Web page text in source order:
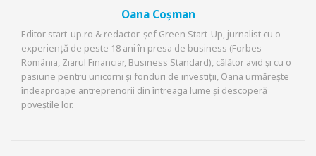
Oana Coșman
Editor start-up.ro & redactor-șef Green Start-Up, jurnalist cu o
experiență de peste 18 ani în presa de business (Forbes
România, Ziarul Financiar, Business Standard), călător avid și cu o
pasiune pentru unicorni și fonduri de investiții, Oana urmărește
îndeaproape antreprenorii din întreaga lume și descoperă
poveștile lor.